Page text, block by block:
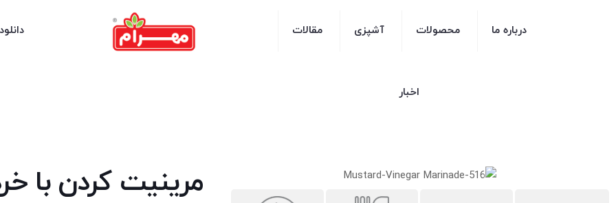
دانلود درباره ما محصولات آشپزی مقالات
اخبار
مرینیت کردن با